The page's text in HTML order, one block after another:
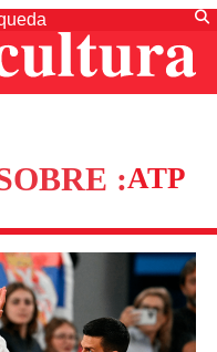
:ATP